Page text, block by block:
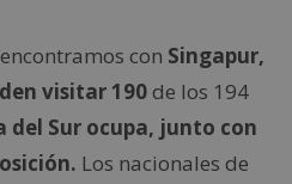
con Singapur,
visitar 190de los 194
del Sur ocupa, junto con
Los nacionales de